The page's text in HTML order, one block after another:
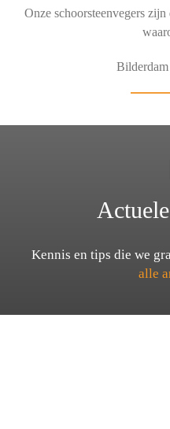
Onze schoorsteenvegers
Kennis en tips die we
alle